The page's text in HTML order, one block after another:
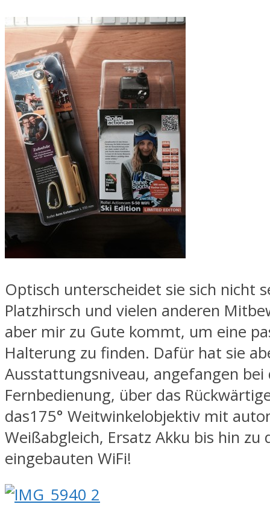
Optisch unterscheidet sie sich nicht
Platzhirsch und vielen anderen
aber mir zu Gute kommt, um eine
Halterung zu finden. Dafür hat sie
Ausstattungsniveau, angefangen bei
Fernbedienung, über das
das175° Weitwinkelobjektiv mit
Weißabgleich, Ersatz Akku bis hin zu
eingebauten WiFi!